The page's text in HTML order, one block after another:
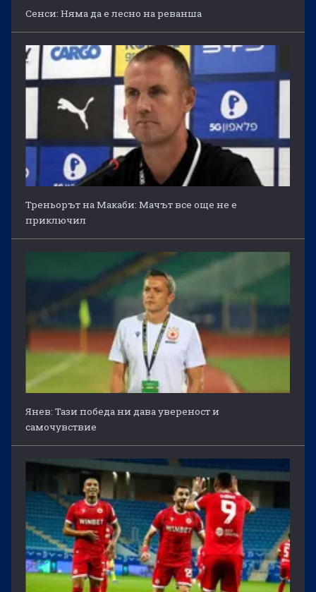
Сенси: Няма да е лесно на реванша
Треньорът на Макаби: Мачът все още не е
приключил
Янев: Тази победа ни дава увереност и
самочувствие